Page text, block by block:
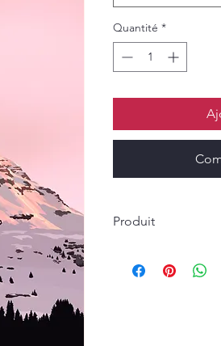
Quantité *
Produit
bois en méduim de